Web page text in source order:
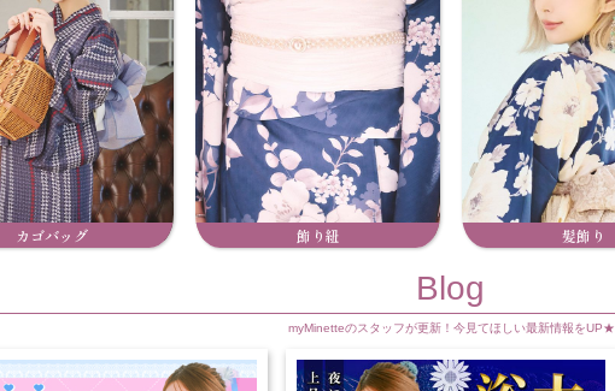
カゴバッグ 飾り紐 髪飾り
Blog
myMinetteのスタッフが更新！今見てほしい最新情報をUP★